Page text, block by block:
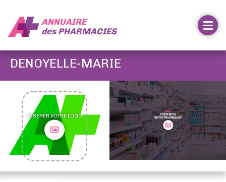
ANNUAIRE
desPHARMACIES
DENOYELLE-MARIE
INSÉRER VOTRE LOGO